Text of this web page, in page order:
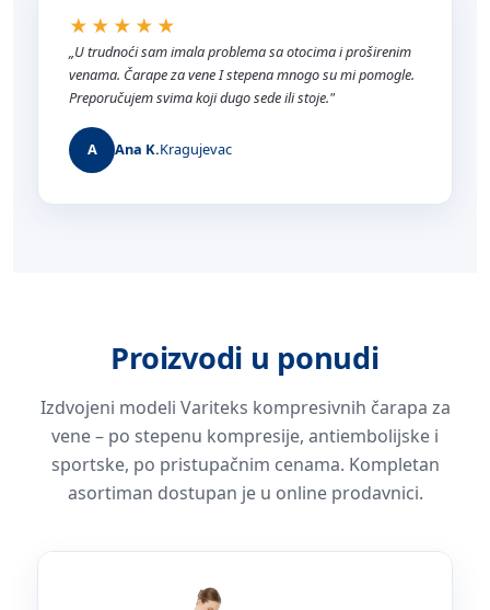
★★★★★
„U trudnoći sam imala problema sa otocima i proširenim
venama. Čarape za vene I stepena mnogo su mi pomogle.
Preporučujem svima koji dugo sede ili stoje."
A Ana K.Kragujevac
Proizvodi u ponudi
Izdvojeni modeli Variteks kompresivnih čarapa za
vene – po stepenu kompresije, antiembolijske i
sportske, po pristupačnim cenama. Kompletan
asortiman dostupan je u online prodavnici.